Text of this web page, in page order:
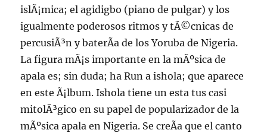
islÃ¡mica; el agidigbo (piano de pulgar) y los
igualmente poderosos ritmos y tÃ©cnicas de
percusiÃ³n y baterÃ­a de los Yoruba de Nigeria.
La figura mÃ¡s importante en la mÃºsica de
apala es; sin duda; ha Run a ishola; que aparece
en este Ã¡lbum. Ishola tiene un esta tus casi
mitolÃ³gico en su papel de popularizador de la
mÃºsica apala en Nigeria. Se creÃ­a que el canto